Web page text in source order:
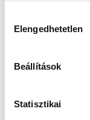
kiválasztása
Elengedhetetlen
Beállítások
Statisztikai